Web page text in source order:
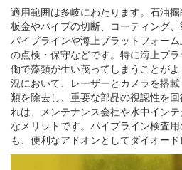
適用範囲は多岐にわたります。石油
板金やパイプの切断、コーティング、
パイプラインや海上プラットフォー
の点検・保守などです。特に海上プ
働で藻類が生い茂ってしまうことが
況において、レーザーとカメラを搭
類を除去し、重要な部品の視認性を
れは、メンテナンス会社や水中イン
なメリットです。パイプライン検査
も、便利なアドオンとしてダイオード